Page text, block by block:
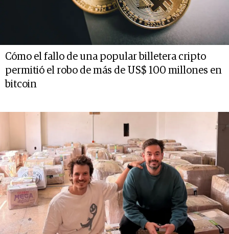
Cómo el fallo de una popular billetera cripto
permitió el robo de más de US$ 100 millones en
bitcoin